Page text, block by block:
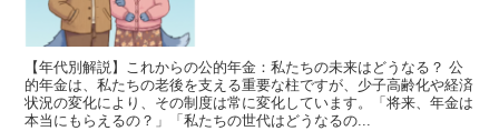
【年代別解説】これからの公的年金：私たちの未来はどうなる？ 公
的年金は、私たちの老後を支える重要な柱ですが、少子高齢化や経済
状況の変化により、その制度は常に変化しています。「将来、年金は
本当にもらえるの？」「私たちの世代はどうなるの...